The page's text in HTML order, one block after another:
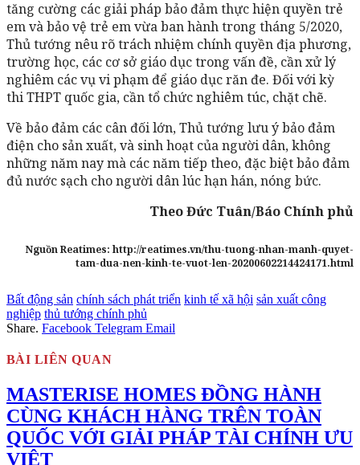
tăng cường các giải pháp bảo đảm thực hiện quyền trẻ
em và bảo vệ trẻ em vừa ban hành trong tháng 5/2020,
Thủ tướng nêu rõ trách nhiệm chính quyền địa phương,
trường học, các cơ sở giáo dục trong vấn đề, cần xử lý
nghiêm các vụ vi phạm để giáo dục răn đe. Đối với kỳ
thi THPT quốc gia, cần tổ chức nghiêm túc, chặt chẽ.
Về bảo đảm các cân đối lớn, Thủ tướng lưu ý bảo đảm
điện cho sản xuất, và sinh hoạt của người dân, không
những năm nay mà các năm tiếp theo, đặc biệt bảo đảm
đủ nước sạch cho người dân lúc hạn hán, nóng bức.
Theo Đức Tuân/Báo Chính phủ
Nguồn Reatimes: http://reatimes.vn/thu-tuong-nhan-manh-quyet-
tam-dua-nen-kinh-te-vuot-len-20200602214424171.html
Bất động sản chính sách phát triển kinh tế xã hội sản xuất công
nghiệp thủ tướng chính phủ
Share. Facebook Telegram Email
BÀI LIÊN QUAN
MASTERISE HOMES ĐỒNG HÀNH
CÙNG KHÁCH HÀNG TRÊN TOÀN
QUỐC VỚI GIẢI PHÁP TÀI CHÍNH ƯU
VIỆT